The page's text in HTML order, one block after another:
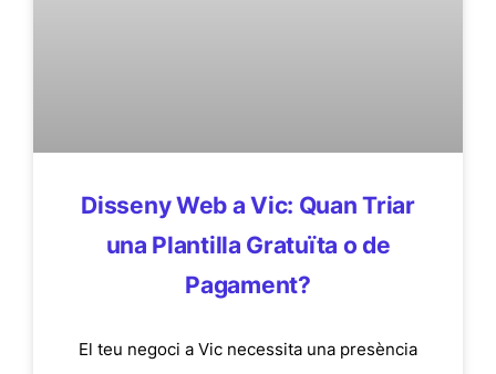
Disseny Web a Vic: Quan Triar
una Plantilla Gratuïta o de
Pagament?
El teu negoci a Vic necessita una presència